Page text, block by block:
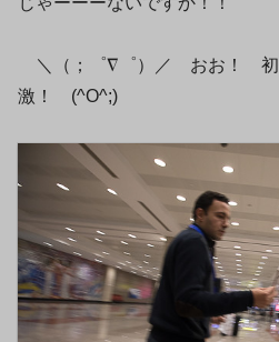
＼（；゜∇゜）／ おお！
激！ (^O^;)